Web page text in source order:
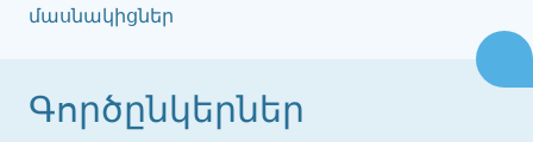
մասնակիցներ
Գործընկերներ